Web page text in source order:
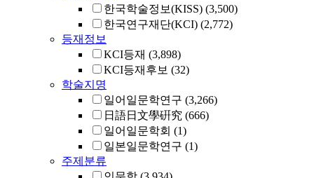
한국학술정보(KISS) (3,500)
한국연구재단(KCI) (2,772)
등재정보
KCI등재 (3,898)
KCI등재후보 (32)
학술지명
일어일문학연구 (3,266)
日語日文學硏究 (666)
일어일문학회 (1)
일본일문학연구 (1)
주제분류